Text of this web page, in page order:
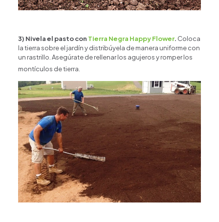
3) Nivela el pasto con Tierra Negra Happy Flower. Coloca
la tierra sobre el jardín y distribúyela de manera uniforme con
un rastrillo. Asegúrate de rellenar los agujeros y romper los
montículos de tierra.